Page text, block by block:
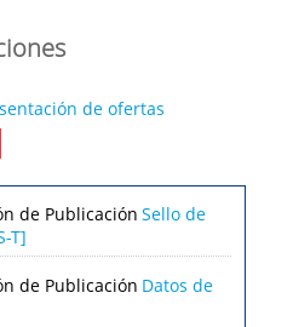
de ofertas
de Publicación Sello de
T]
de Publicación Datos de